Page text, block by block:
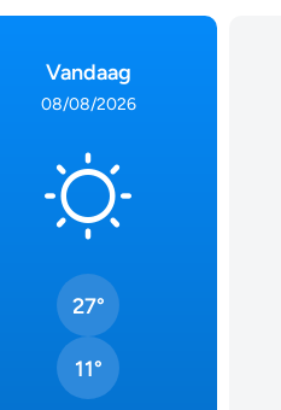
Vandaag
08/08/2026
27°
11°